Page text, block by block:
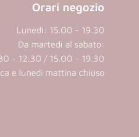
Orari negozio
Lunedì: 15.00 - 19.30
Da martedì al sabato:
- 12.30 / 15.00 - 19.30
e lunedi mattina chiuso